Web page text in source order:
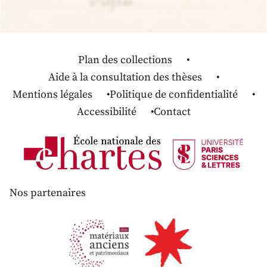
Plan des collections
Aide à la consultation des thèses
Mentions légales
Politique de confidentialité
Accessibilité
Contact
Nos partenaires